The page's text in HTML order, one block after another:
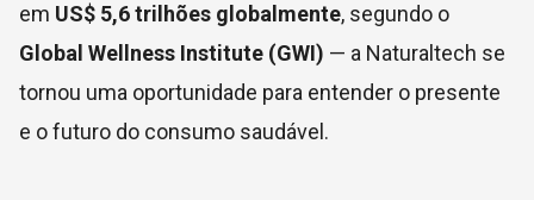
em US$ 5,6 trilhões globalmente, segundo o
Global Wellness Institute (GWI) — a Naturaltech se
tornou uma oportunidade para entender o presente
e o futuro do consumo saudável.